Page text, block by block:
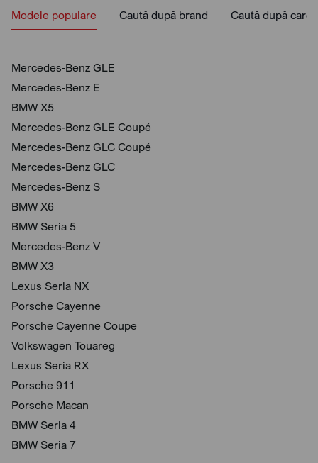
Modele populare Caută după brand Caută după
Mercedes-Benz GLE
Mercedes-Benz E
BMW X5
Mercedes-Benz GLE Coupé
Mercedes-Benz GLC Coupé
Mercedes-Benz GLC
Mercedes-Benz S
BMW X6
BMW Seria 5
Mercedes-Benz V
BMW X3
Lexus Seria NX
Porsche Cayenne
Porsche Cayenne Coupe
Volkswagen Touareg
Lexus Seria RX
Porsche 911
Porsche Macan
BMW Seria 4
BMW Seria 7